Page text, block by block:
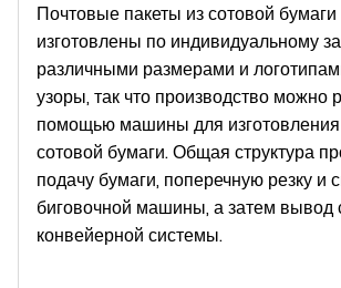
Почтовые пакеты из сотовой
изготовлены по индивидуальному
различными размерами и
узоры, так что производство можно
помощью машины для изготовления
сотовой бумаги. Общая структура
подачу бумаги, поперечную резку и
биговочной машины, а затем
конвейерной системы.